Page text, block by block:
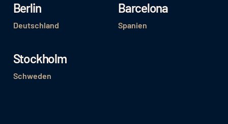
Berlin
Deutschland
Barcelona
Spanien
Stockholm
Schweden